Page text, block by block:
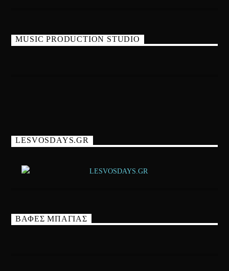
MUSIC PRODUCTION STUDIO
LESVOSDAYS.GR
ΒΑΦΕΣ ΜΠΑΓΙΑΣ